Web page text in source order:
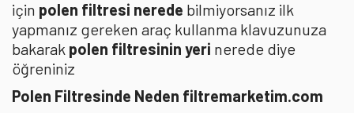
için polen filtresi nerede bilmiyorsanız ilk
yapmanız gereken araç kullanma klavuzunuza
bakarak polen filtresinin yeri nerede diye
öğreniniz
Polen Filtresinde Neden filtremarketim.com